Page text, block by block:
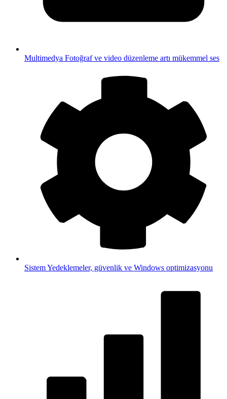
Multimedya Fotoğraf ve video düzenleme artı mükemmel ses
SistemYedeklemeler, güvenlik ve Windows optimizasyonu